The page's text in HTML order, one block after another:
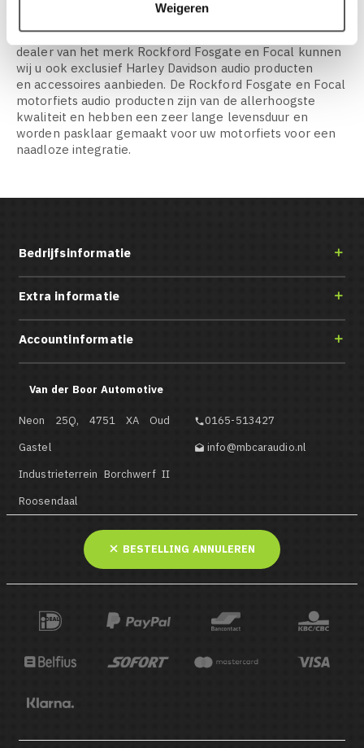
Weigeren
In deze categorie staan de beschikbare Motorfiets audio
producten en accessoires onderverdeeld. Als Premium
dealer van het merk Rockford Fosgate en Focal kunnen
wij u ook exclusief Harley Davidson audio producten
en accessoires aanbieden. De Rockford Fosgate en Focal
motorfiets audio producten zijn van de allerhoogste
kwaliteit en hebben een zeer lange levensduur en
worden pasklaar gemaakt voor uw motorfiets voor een
naadloze integratie.
Bedrijfsinformatie 
Extra informatie 
Accountinformatie 
Van der Boor Automotive
Neon 25Q, 4751 XA Oud
Gastel
Industrieterrein Borchwerf II
Roosendaal
0165-513427
 info@mbcaraudio.nl
BESTELLING ANNULEREN